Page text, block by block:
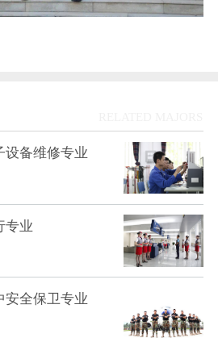
设备维修专业
专业
安全保卫专业